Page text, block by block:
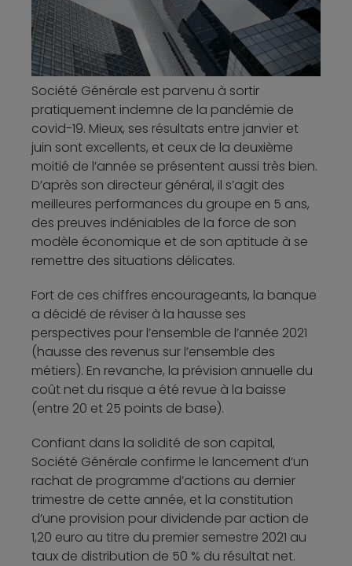
Société Générale est parvenu à sortir
pratiquement indemne de la pandémie de
covid-19. Mieux, ses résultats entre janvier et
juin sont excellents, et ceux de la deuxième
moitié de l’année se présentent aussi très bien.
D’après son directeur général, il s’agit des
meilleures performances du groupe en 5 ans,
des preuves indéniables de la force de son
modèle économique et de son aptitude à se
remettre des situations délicates.
Fort de ces chiffres encourageants, la banque
a décidé de réviser à la hausse ses
perspectives pour l’ensemble de l’année 2021
(hausse des revenus sur l’ensemble des
métiers). En revanche, la prévision annuelle du
coût net du risque a été revue à la baisse
(entre 20 et 25 points de base).
Confiant dans la solidité de son capital,
Société Générale confirme le lancement d’un
rachat de programme d’actions au dernier
trimestre de cette année, et la constitution
d’une provision pour dividende par action de
1,20 euro au titre du premier semestre 2021 au
taux de distribution de 50 % du résultat net.